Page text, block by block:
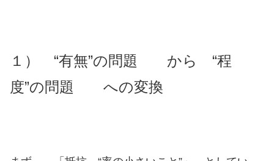
１） “有無”の問題 から “程
度”の問題 への変換